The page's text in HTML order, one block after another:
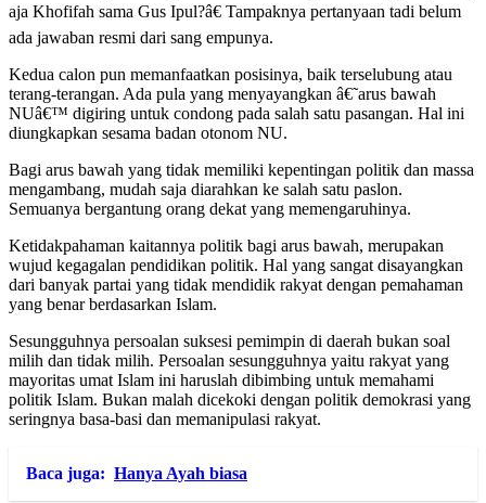
aja Khofifah sama Gus Ipul?â€ Tampaknya pertanyaan tadi belum
ada jawaban resmi dari sang empunya.
Kedua calon pun memanfaatkan posisinya, baik terselubung atau
terang-terangan. Ada pula yang menyayangkan â€˜arus bawah
NUâ€™ digiring untuk condong pada salah satu pasangan. Hal ini
diungkapkan sesama badan otonom NU.
Bagi arus bawah yang tidak memiliki kepentingan politik dan massa
mengambang, mudah saja diarahkan ke salah satu paslon.
Semuanya bergantung orang dekat yang memengaruhinya.
Ketidakpahaman kaitannya politik bagi arus bawah, merupakan
wujud kegagalan pendidikan politik. Hal yang sangat disayangkan
dari banyak partai yang tidak mendidik rakyat dengan pemahaman
yang benar berdasarkan Islam.
Sesungguhnya persoalan suksesi pemimpin di daerah bukan soal
milih dan tidak milih. Persoalan sesungguhnya yaitu rakyat yang
mayoritas umat Islam ini haruslah dibimbing untuk memahami
politik Islam. Bukan malah dicekoki dengan politik demokrasi yang
seringnya basa-basi dan memanipulasi rakyat.
Baca juga: Hanya Ayah biasa